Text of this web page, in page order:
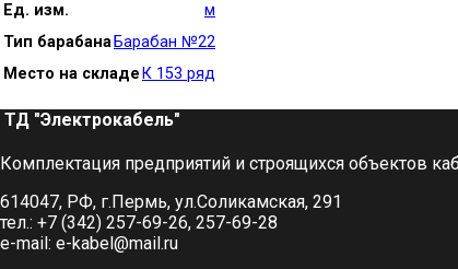
Ед. изм.
м
Тип барабанаБарабан №22
Место на складеК 153 ряд
ТД "Электрокабель"​
Комплектация предприятий и строящихся объектов
614047, РФ, г.Пермь, ул.Соликамская, 291
тел.: +7 (342) 257-69-26, 257-69-28
e-mail: e-kabel@mail.ru